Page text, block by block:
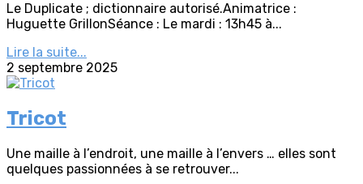
Le Duplicate ; dictionnaire autorisé.Animatrice :
Huguette GrillonSéance : Le mardi : 13h45 à...
Lire la suite...
2 septembre 2025
Tricot
Une maille à l’endroit, une maille à l’envers … elles sont
quelques passionnées à se retrouver...